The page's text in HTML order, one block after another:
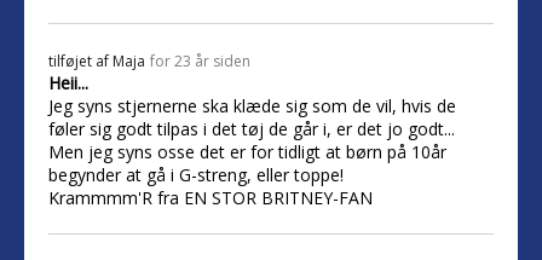
tilføjet af Maja for 23 år siden
Heii...
Jeg syns stjernerne ska klæde sig som de vil, hvis de
føler sig godt tilpas i det tøj de går i, er det jo godt...
Men jeg syns osse det er for tidligt at børn på 10år
begynder at gå i G-streng, eller toppe!
Krammmm'R fra EN STOR BRITNEY-FAN